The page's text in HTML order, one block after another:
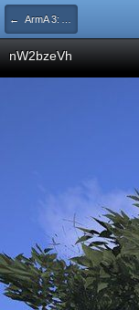
← ArmA 3: Alpha
nW2bzeVh